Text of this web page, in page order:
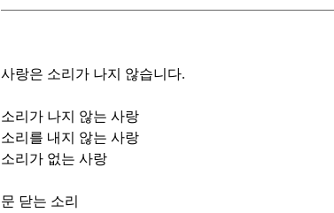
사랑은 소리가 나지 않습니다.
소리가 나지 않는 사랑
소리를 내지 않는 사랑
소리가 없는 사랑
문 닫는 소리